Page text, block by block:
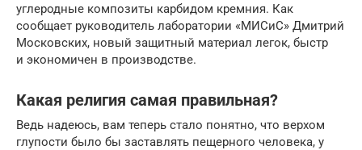
углеродные композиты карбидом кремния. Как
сообщает руководитель лаборатории «МИСиС» Дмитрий
Московских, новый защитный материал легок, быстр
и экономичен в производстве.
Какая религия самая правильная?
Ведь надеюсь, вам теперь стало понятно, что верхом
глупости было бы заставлять пещерного человека, у